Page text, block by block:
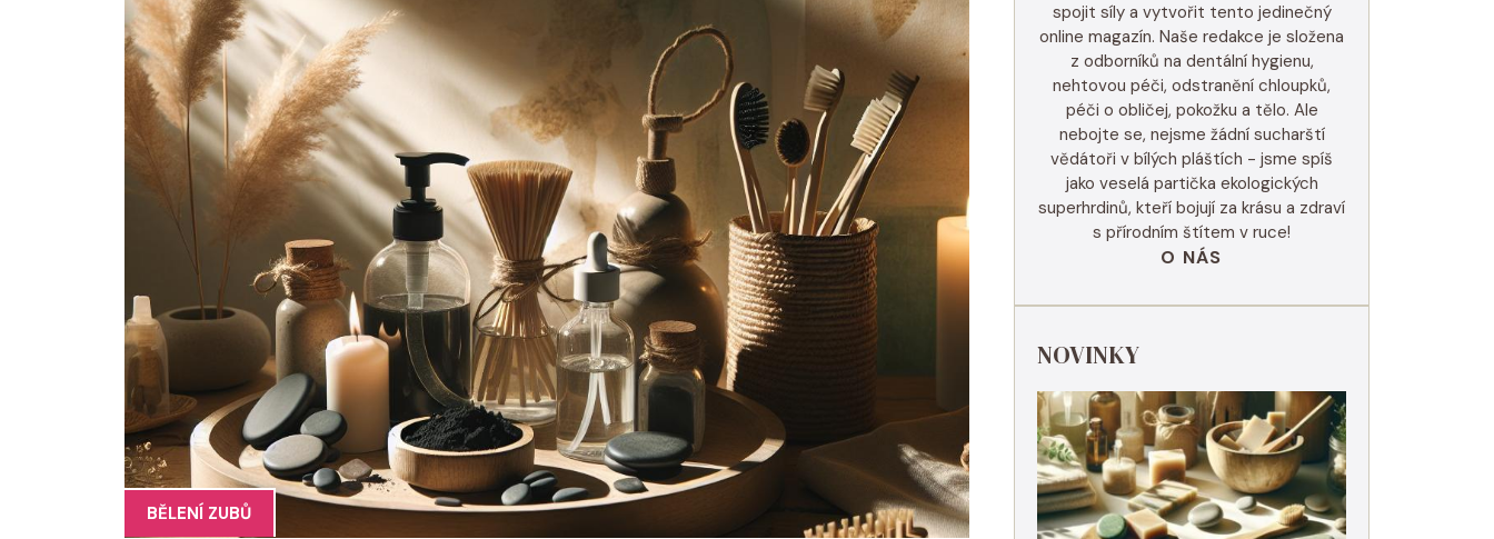
BĚLENÍ ZUBŮ
spojit síly a vytvořit tento jedinečný
online magazín. Naše redakce je složena
z odborníků na dentální hygienu,
nehtovou péči, odstranění chloupků,
péči o obličej, pokožku a tělo. Ale
nebojte se, nejsme žádní sucharští
vědátoři v bílých pláštích - jsme spíš
jako veselá partička ekologických
superhrdinů, kteří bojují za krásu a zdraví
s přírodním štítem v ruce!
O NÁS
NOVINKY